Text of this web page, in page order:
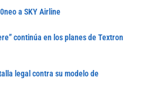
a SKY Airline
continúa en los planes de Textron
legal contra su modelo de